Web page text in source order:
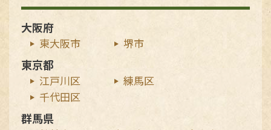
大阪府
東大阪市 堺市
東京都
江戸川区
練馬区
千代田区
群馬県